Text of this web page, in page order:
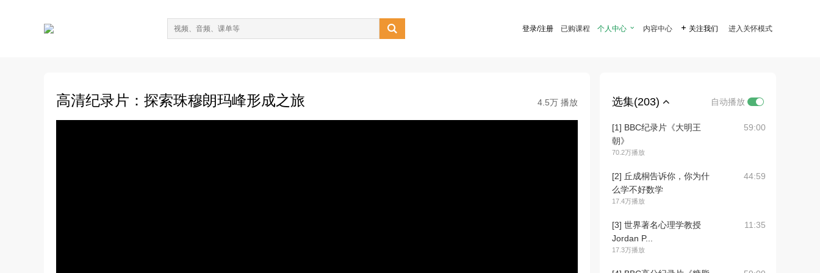
 登录/注册 已购课程 个人中心  内容中心  关注我们 进入关怀模式
高清纪录片：探索珠穆朗玛峰形成之旅 4.5万 播放 选集(203) 自动播放
[1] BBC纪录片《大明王
朝》
70.2万播放
59:00
[2] 丘成桐告诉你，你为什
么学不好数学
17.4万播放
44:59
[3] 世界著名心理学教授
Jordan P...
17.3万播放
11:35